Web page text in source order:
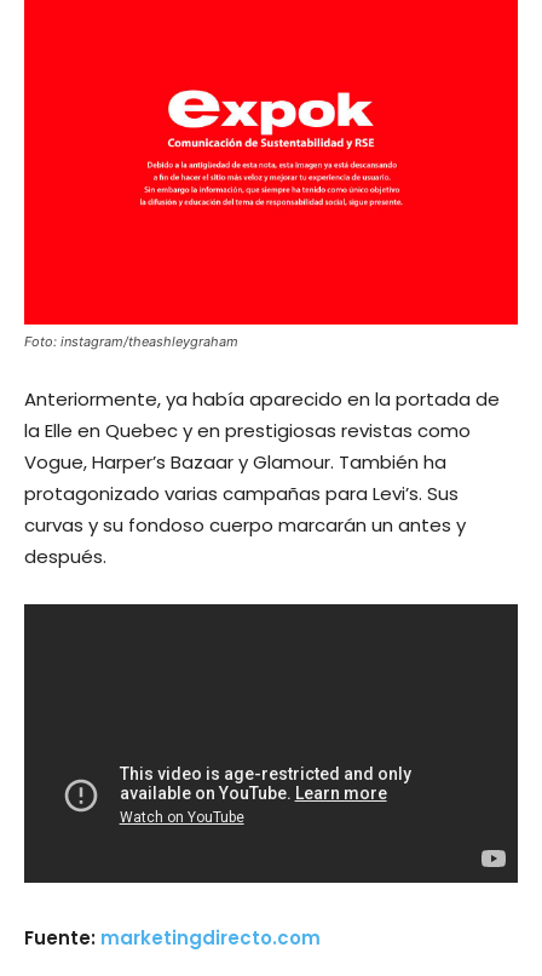
Foto: instagram/theashleygraham
Anteriormente, ya había aparecido en la portada de
la Elle en Quebec y en prestigiosas revistas como
Vogue, Harper’s Bazaar y Glamour. También ha
protagonizado varias campañas para Levi’s. Sus
curvas y su fondoso cuerpo marcarán un antes y
después.
Fuente: marketingdirecto.com